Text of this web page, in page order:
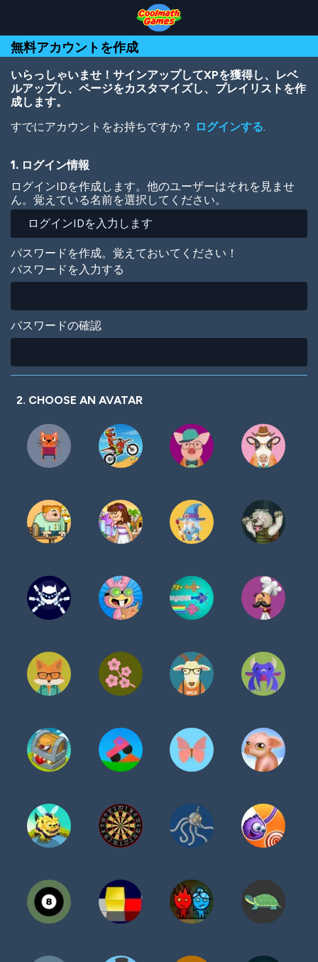
Top
of
Page
Navigation
Main
Content
Footer
ン
コ
ン
移
無料アカウントを作成
いらっしゃいませ！サインアップしてXPを獲得し、レベ
ルアップし、ページをカスタマイズし、プレイリストを作
成します。
すでにアカウントをお持ちですか？ ログインする.
1. ログイン情報
ログインIDを作成します。他のユーザーはそれを見ませ
ん。覚えている名前を選択してください。
パスワードを作成。覚えておいてください！
パスワードを入力する
パスワードの確認
2. CHOOSE AN AVATAR